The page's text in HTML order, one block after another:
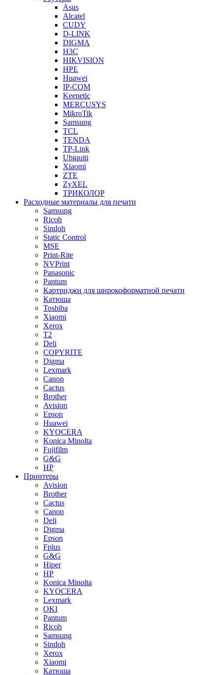
Asus
Alcatel
CUDY
D-LINK
DIGMA
H3C
HIKVISION
HPE
Huawei
IP-COM
Keenetic
MERCUSYS
MikroTik
Samsung
TCL
TENDA
TP-Link
Ubiquiti
Xiaomi
ZTE
ZyXEL
ТРИКОЛОР
Расходные материалы для печати
Samsung
Ricoh
Sindoh
Static Control
MSE
Print-Rite
NVPrint
Panasonic
Pantum
Картриджи для широкоформатной печати
Катюша
Toshiba
Xiaomi
Xerox
T2
Deli
COPYRITE
Digma
Lexmark
Canon
Cactus
Brother
Avision
Epson
Huawei
KYOCERA
Konica Minolta
Fujifilm
G&G
HP
Принтеры
Avision
Brother
Cactus
Canon
Deli
Digma
Epson
Fplus
G&G
Hiper
HP
Konica Minolta
KYOCERA
Lexmark
OKI
Pantum
Ricoh
Samsung
Sindoh
Xerox
Xiaomi
Катюша